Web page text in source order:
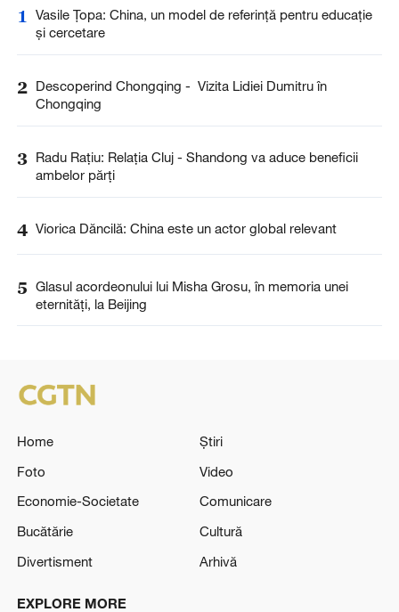
1
Vasile Țopa: China, un model de referință pentru educație
și cercetare
2 Descoperind Chongqing - Vizita Lidiei Dumitru în
Chongqing
3 Radu Rațiu: Relația Cluj - Shandong va aduce beneficii
ambelor părți
4 Viorica Dăncilă: China este un actor global relevant
5 Glasul acordeonului lui Misha Grosu, în memoria unei
eternități, la Beijing
Home
Știri
Foto
Video
Economie-Societate
Comunicare
Bucătărie
Cultură
Divertisment
Arhivă
EXPLORE MORE